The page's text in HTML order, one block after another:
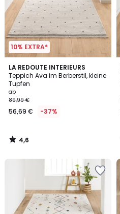
10% EXTRA*
LA REDOUTE INTERIEURS
Teppich Ava im Berberstil, kleine
Tupfen
ab
89,99 €
56,69 € -37%
4,6
/ 5
4,6
/